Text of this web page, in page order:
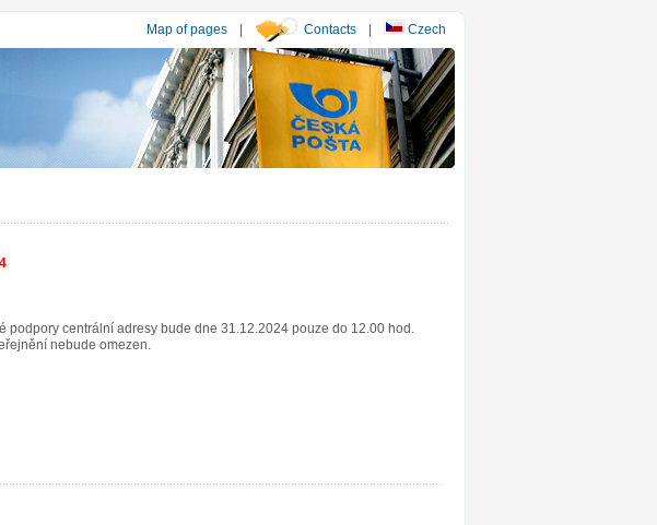
Map of pages | Contacts | Czech
centrální adresy bude dne 31.12.2024 pouze do 12.00 hod.
nebude omezen.